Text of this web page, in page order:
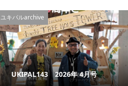
ユキパルarchive
UKIPAL143 2026年 4月号